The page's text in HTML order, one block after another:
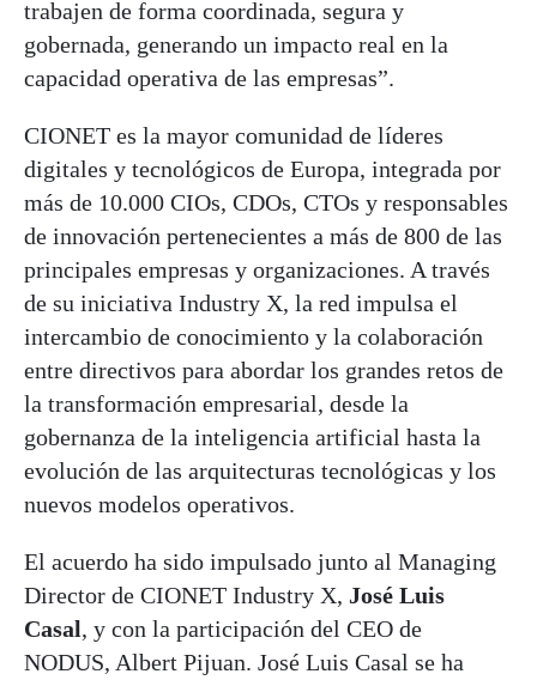
trabajen de forma coordinada, segura y
gobernada, generando un impacto real en la
capacidad operativa de las empresas”.
CIONET es la mayor comunidad de líderes
digitales y tecnológicos de Europa, integrada por
más de 10.000 CIOs, CDOs, CTOs y responsables
de innovación pertenecientes a más de 800 de las
principales empresas y organizaciones. A través
de su iniciativa Industry X, la red impulsa el
intercambio de conocimiento y la colaboración
entre directivos para abordar los grandes retos de
la transformación empresarial, desde la
gobernanza de la inteligencia artificial hasta la
evolución de las arquitecturas tecnológicas y los
nuevos modelos operativos.
El acuerdo ha sido impulsado junto al Managing
Director de CIONET Industry X, José Luis
Casal, y con la participación del CEO de
NODUS, Albert Pijuan. José Luis Casal se ha